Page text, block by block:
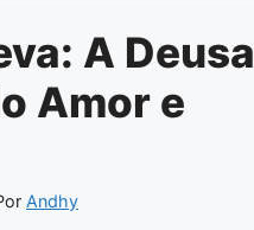
A Deusa
Amor e
Andhy